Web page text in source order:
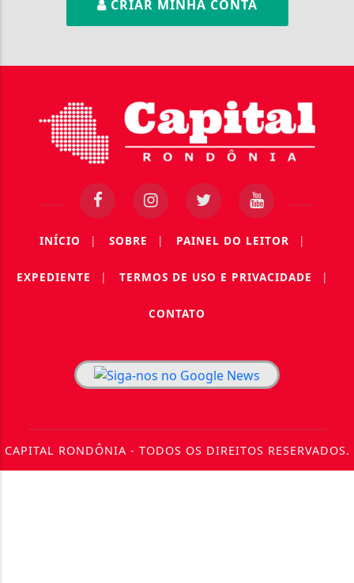
CRIAR MINHA CONTA
INÍCIO | SOBRE | PAINEL DO LEITOR |
EXPEDIENTE | TERMOS DE USO E PRIVACIDADE |
CONTATO
CAPITAL RONDÔNIA - TODOS OS DIREITOS RESERVADOS.